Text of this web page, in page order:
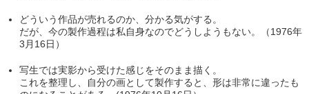
どういう作品が売れるのか、分かる気がする。
だが、今の製作過程は私自身なのでどうしようもない。（1976年
3月16日）
写生では実影から受けた感じをそのまま描く。
これを整理し、自分の画として製作すると、形は非常に違ったも